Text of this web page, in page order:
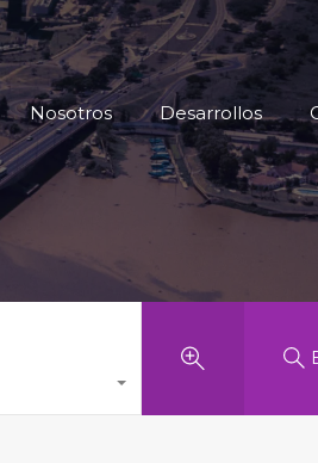
Inmuebles Nosotros
Nosotros Desarrollos